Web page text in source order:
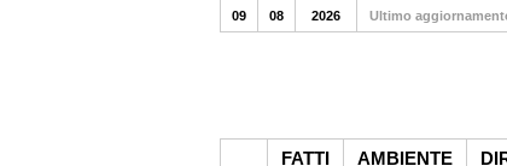
FATTI AMBIENTE
09 08 2026 Ultimo